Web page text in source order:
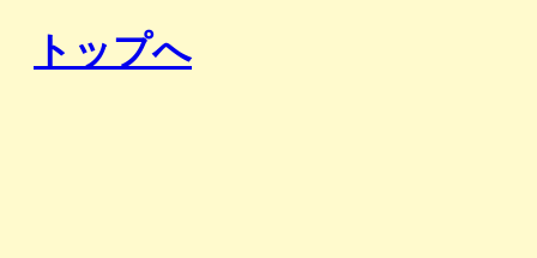
トップへ